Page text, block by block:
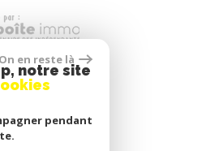
On en reste là
notre site
pendant